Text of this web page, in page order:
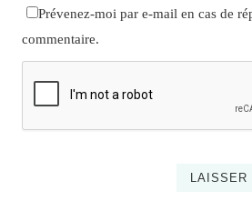
Prévenez-moi par e-mail en cas de
commentaire.